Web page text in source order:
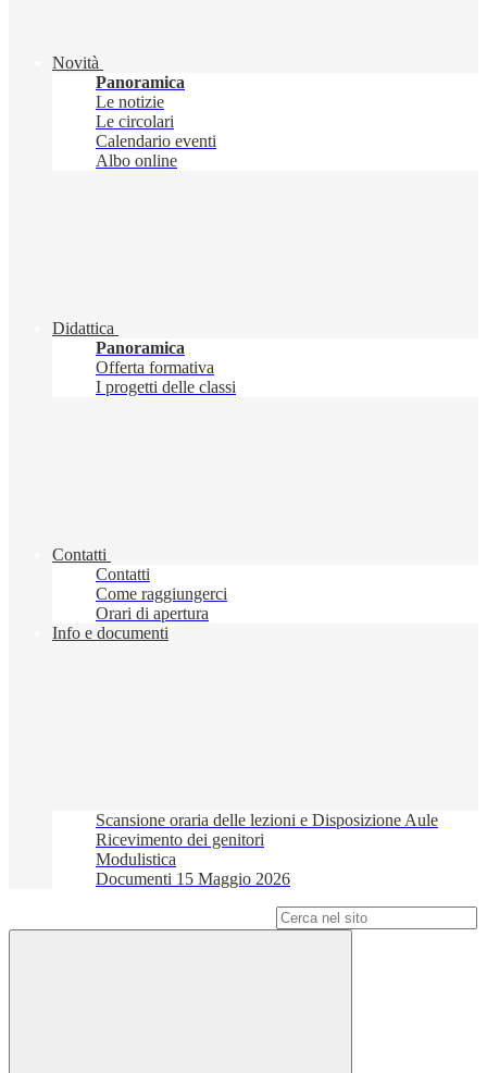
Novità
Panoramica
Le notizie
Le circolari
Calendario eventi
Albo online
Didattica
Panoramica
Offerta formativa
I progetti delle classi
Contatti
Contatti
Come raggiungerci
Orari di apertura
Info e documenti
Scansione oraria delle lezioni e Disposizione Aule
Ricevimento dei genitori
Modulistica
Documenti 15 Maggio 2026